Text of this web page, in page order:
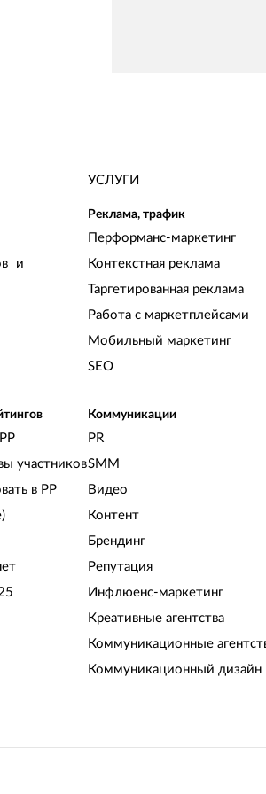
и
участников
в РР
УСЛУГИ
Реклама, трафик
Перформанс-маркетинг
Контекстная реклама
Таргетированная реклама
Работа с маркетплейсами
Мобильный маркетинг
SEO
Коммуникации
PR
SMM
Видео
Контент
Брендинг
Репутация
Инфлюенс-маркетинг
Креативные агентства
Коммуникационные
Коммуникационный дизайн